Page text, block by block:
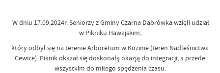
W dniu 17.09.2024r. Seniorzy z Gminy Czarna Dąbrówka wzięli udział
w Pikniku Hawajskim,
który odbył się na terenie Arboretum w Kozinie (teren Nadleśnictwa
Cewice). Piknik okazał się doskonałą okazją do integracji, a przede
wszystkim do miłego spędzenia czasu.